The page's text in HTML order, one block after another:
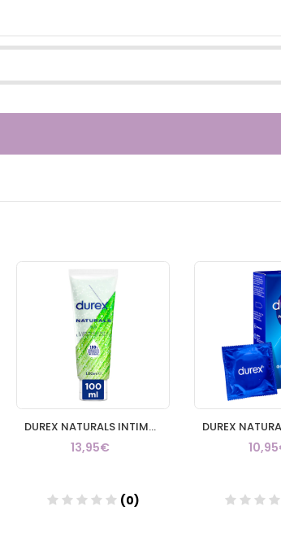
DUREX NATURALS INTIMATE GEL PURE 100 ML
13,95€
(0)